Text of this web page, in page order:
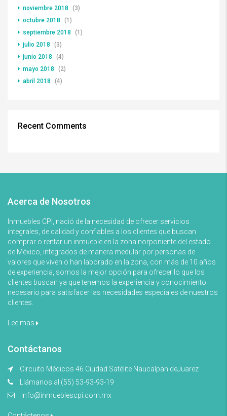
noviembre 2018
(3)
octubre 2018
(1)
septiembre 2018
(1)
julio 2018
(3)
junio 2018
(4)
mayo 2018
(2)
abril 2018
(4)
Recent Comments
Acerca de Nosotros
Inmuebles CPI, nació de la necesidad de ofrecer servicios
integrales, de calidad y confiables a los clientes que buscan
comprar o rentar un inmueble en la zona norponiente del estado
de México, integrados de manera medular por personas de
valores que viven o han laborado en la zona, con más de 10 años
de experiencia, somos la mejor opción para ofrecer lo que los
clientes buscan ya que tenemos la experiencia y conocimiento
necesario para satisfacer las necesidades especiales de nuestros
clientes.
Lee mas
Contáctanos
Circuito Médicos 46 Ciudad Satélite Naucalpan deJuarez
Llámanos al (55) 53-93-93-19
info@inmueblescpi.com.mx